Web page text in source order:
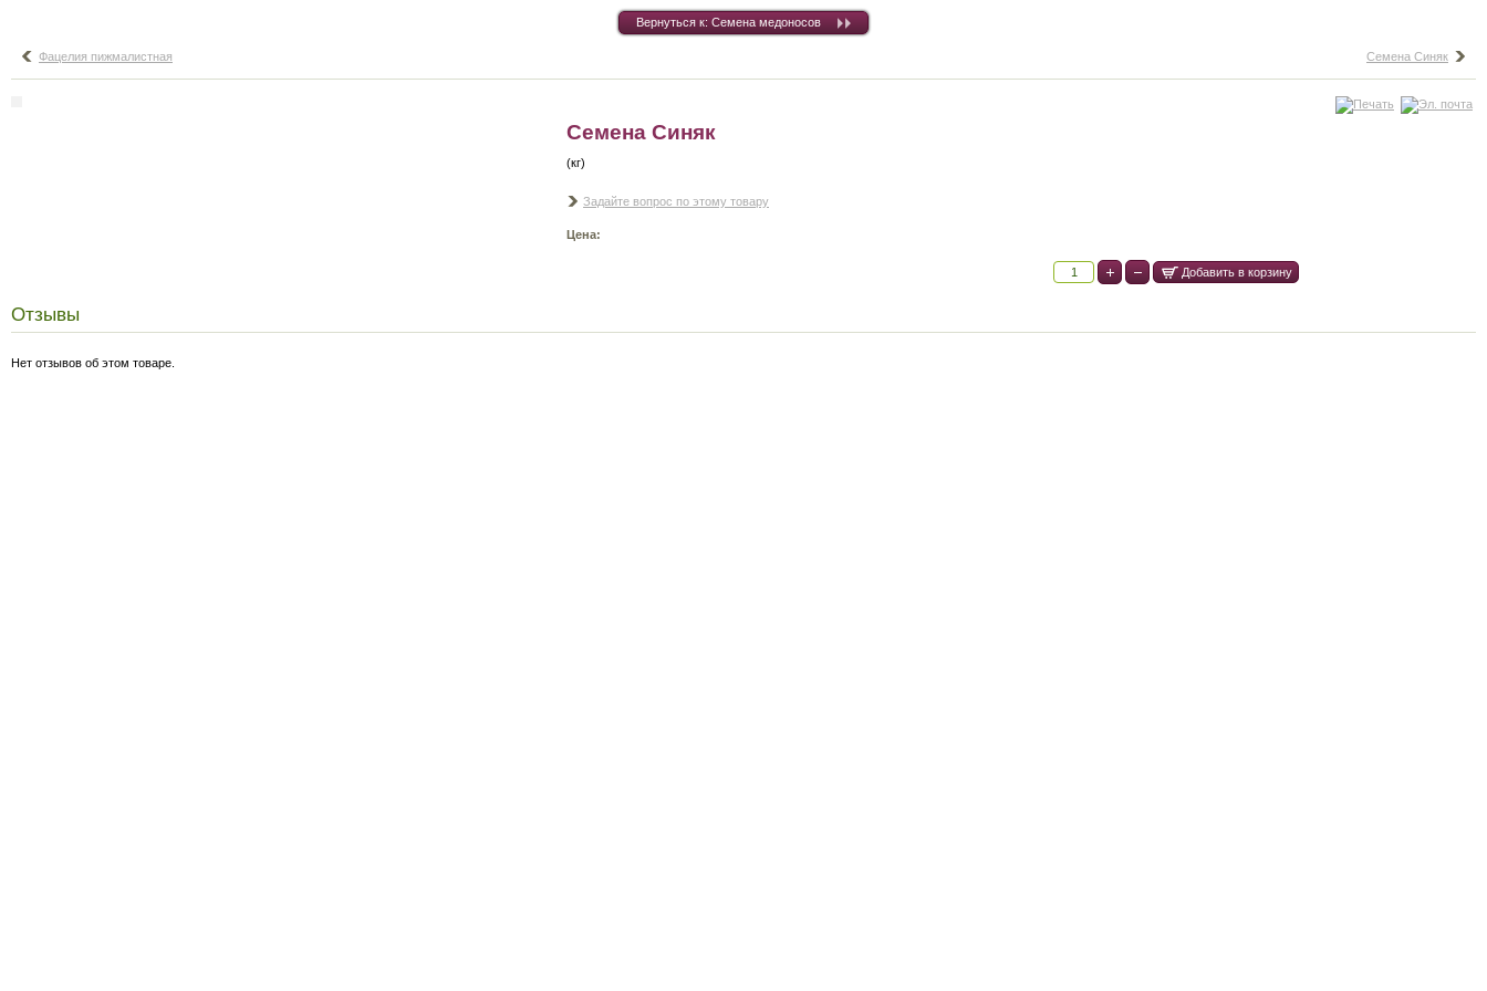
Вернуться к: Семена медоносов
Фацелия пижмалистная Семена Синяк
Семена Синяк
(кг)
Задайте вопрос по этому товару
Цена:
Отзывы
Нет отзывов об этом товаре.